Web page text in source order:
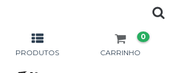
PRODUTOS CARRINHO
0